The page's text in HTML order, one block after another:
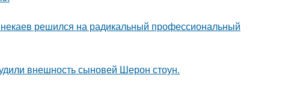
решился на радикальный профессиональный
внешность сыновей Шерон стоун.